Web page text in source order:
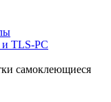
TLS-PC
самоклеющиеся